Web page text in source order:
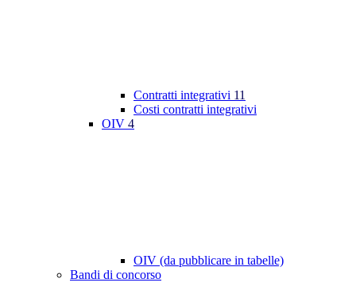
Contratti integrativi 11
Costi contratti integrativi
OIV 4
OIV (da pubblicare in tabelle)
Bandi di concorso